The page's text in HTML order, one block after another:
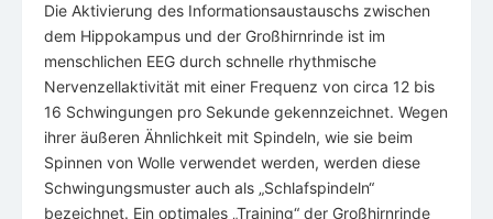
Die Aktivierung des Informationsaustauschs zwischen
dem Hippokampus und der Großhirnrinde ist im
menschlichen EEG durch schnelle rhythmische
Nervenzellaktivität mit einer Frequenz von circa 12 bis
16 Schwingungen pro Sekunde gekennzeichnet. Wegen
ihrer äußeren Ähnlichkeit mit Spindeln, wie sie beim
Spinnen von Wolle verwendet werden, werden diese
Schwingungsmuster auch als „Schlafspindeln“
bezeichnet. Ein optimales „Training“ der Großhirnrinde